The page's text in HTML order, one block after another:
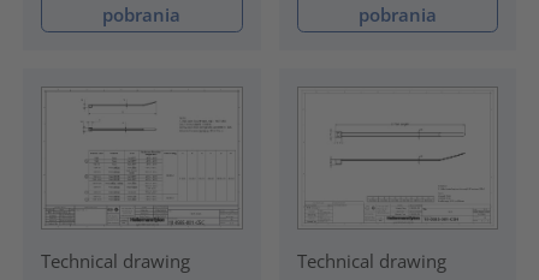
pobrania
pobrania
Technical drawing Technical drawing